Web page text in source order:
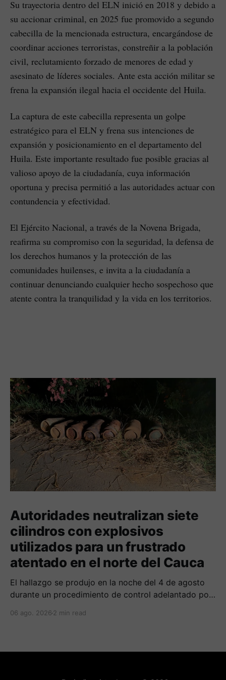
Su trayectoria dentro del ELN inició en 2018 y debido a
su accionar criminal, en 2025 fue promovido a segundo
cabecilla de la mencionada estructura, encargándose de
coordinar acciones terroristas, constreñir a la población
civil, reclutamiento forzado de menores de edad y
asesinato de líderes sociales. Ante esta acción militar se
frena la expansión ilegal hacia el occidente del Huila.
La captura de este cabecilla representa un golpe
estratégico para el ELN y frena sus intenciones de
expansión y posicionamiento en el departamento del
Huila. Este importante resultado fue posible gracias al
valioso apoyo de la ciudadanía, cuya información
oportuna y precisa permitió a las autoridades actuar con
contundencia y efectividad.
El Ejército Nacional, a través de la Novena Brigada,
reafirma su compromiso con la seguridad, la defensa de
los derechos humanos y la protección de las
comunidades huilenses, e invita a la ciudadanía a
continuar denunciando cualquier hecho sospechoso que
atente contra la tranquilidad y la vida en los territorios.
Autoridades neutralizan siete
cilindros con explosivos
utilizados para un frustrado
atentado en el norte del Cauca
El hallazgo se produjo en la noche del 4 de agosto
durante un procedimiento de control adelantado por
06 ago. 2026 2 min read